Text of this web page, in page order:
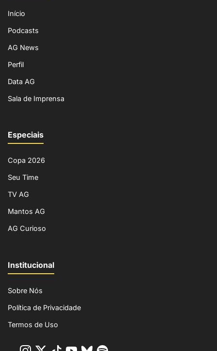
Início
Podcasts
AG News
Perfil
Data AG
Sala de Imprensa
Especiais
Copa 2026
Seu Time
TV AG
Mantos AG
AG Curioso
Institucional
Sobre Nós
Política de Privacidade
Termos de Uso